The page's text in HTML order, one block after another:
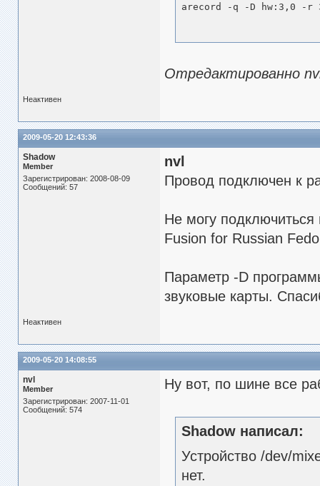
arecord -q -D hw:3,0 -r
Отредактированно
Неактивен
2009-05-20 12:43:36
Shadow
Member
Зарегистрирован: 2008-08-09
Сообщений: 57
nvl
Провод подключен к
Не могу
Fusion for Russian
Параметр -D
звуковые карты.
Неактивен
2009-05-20 14:08:55
nvl
Member
Зарегистрирован: 2007-11-01
Сообщений: 574
Ну вот, по шине все
Shadow написал:
Устройство /dev/
нет.